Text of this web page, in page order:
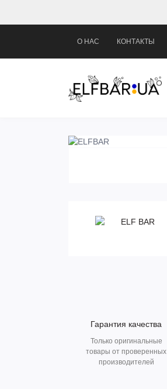
О НАС КОНТАКТЫ
Гарантия качества
Только оригинальные
товары от проверенных
производителей